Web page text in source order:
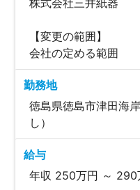
株式会社三井紙器
【変更の範囲】
会社の定める範囲
勤務地
徳島県徳島市津田海
し）
給与
年収 250万円 ～ 290